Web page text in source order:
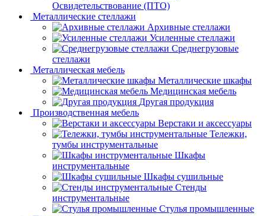
Освидетельствование (ПТО)
Металлические стеллажи
Архивные стеллажи
Усиленные стеллажи
Среднегрузовые
стеллажи
Металлическая мебель
Металлические шкафы
Медицинская мебель
Другая продукция
Производственная мебель
Верстаки и аксессуары
Тележки,
тумбы инструментальные
Шкафы
инструментальные
Шкафы сушильные
Стенды
инструментальные
Cтулья промышленные